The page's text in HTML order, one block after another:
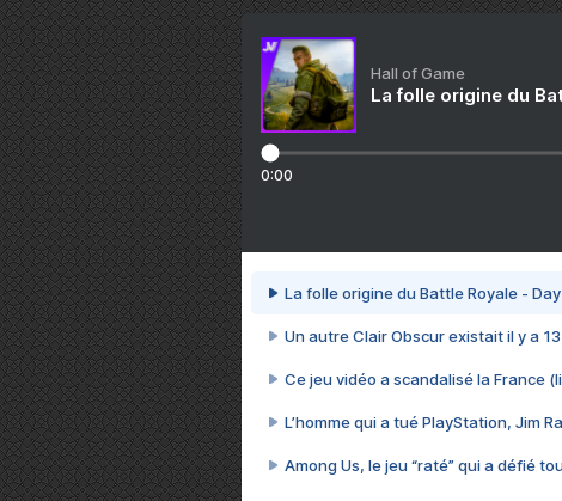
Hall of Game
La folle origine du
0:00
La folle origine du Battle Royale -
Un autre Clair Obscur existait il y a
Ce jeu vidéo a scandalisé la France
L’homme qui a tué PlayStation, Jim
Among Us, le jeu “raté” qui a défié